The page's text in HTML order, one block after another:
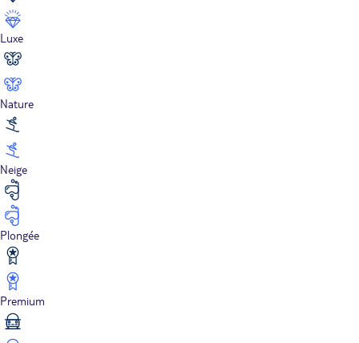
Luxe
Nature
Neige
Plongée
Premium